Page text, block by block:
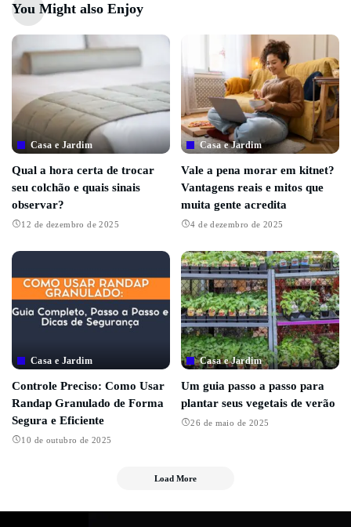
You Might also Enjoy
Casa e Jardim
Qual a hora certa de trocar
seu colchão e quais sinais
observar?
12 de dezembro de 2025
Casa e Jardim
Vale a pena morar em kitnet?
Vantagens reais e mitos que
muita gente acredita
4 de dezembro de 2025
Casa e Jardim
Controle Preciso: Como Usar
Randap Granulado de Forma
Segura e Eficiente
10 de outubro de 2025
Casa e Jardim
Um guia passo a passo para
plantar seus vegetais de verão
26 de maio de 2025
Load More